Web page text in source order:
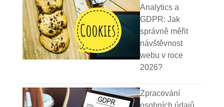
Analytics a
GDPR: Jak
správně měřit
návštěvnost
webu v roce
2026?
Zpracování
osobních údajů